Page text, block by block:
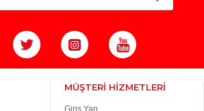
MÜŞTERİ HİZMETLERİ
Giriş Yap